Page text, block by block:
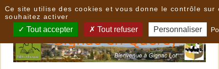
Ce site utilise des cookies et vous donne le contrôle sur
souhaitez activer
Tout accepter Tout refuser Personnaliser